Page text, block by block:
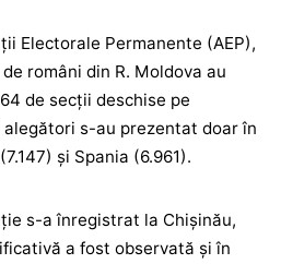
Electorale Permanente (AEP),
români din R. Moldova au
de secții deschise pe
s-au prezentat doar în
și Spania (6.961).
s-a înregistrat la Chișinău,
a fost observată și în